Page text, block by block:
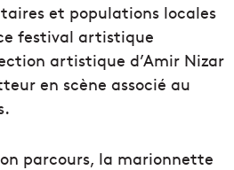
et populations locales
festival artistique
artistique d’Amir Nizar
en scène associé au
parcours, la marionnette